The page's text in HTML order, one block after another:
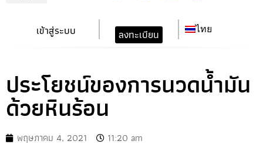
เข้าสู่ระบบ ลงทะเบียน ไทย
ประโยชน์ของการนวดน้ำมัน
ด้วยหินร้อน
พฤษภาคม 4, 2021 11:20 am